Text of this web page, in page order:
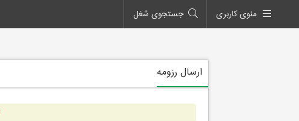
منوی کاربری جستجوی شغل
ارسال رزومه